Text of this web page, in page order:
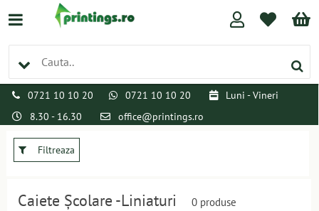
0721 10 10 20 0721 10 10 20
Luni - Vineri
8.30 - 16.30
office@printings.ro
Filtreaza
Caiete Școlare -Liniaturi 0 produse